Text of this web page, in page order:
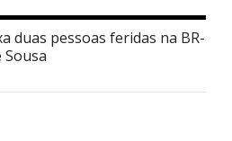
duas pessoas feridas na BR-
Sousa